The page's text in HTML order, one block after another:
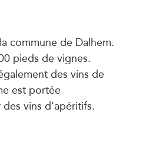
commune de Dalhem.
pieds de vignes.
des vins de
est portée
vins d’apéritifs.